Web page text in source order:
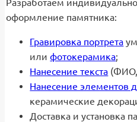
Разработаем
оформление памятника:
Гравировка портрета
илифотокерамика;
Нанесение текста (ФИО,
Нанесение элементов
керамические
Доставка и установка